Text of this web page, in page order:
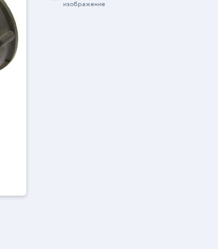
изображение